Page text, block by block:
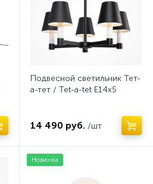
Подвесной светильник Тет-
а-тет / Tet-a-tet E14х5
14 490 руб. /шт
Новинка